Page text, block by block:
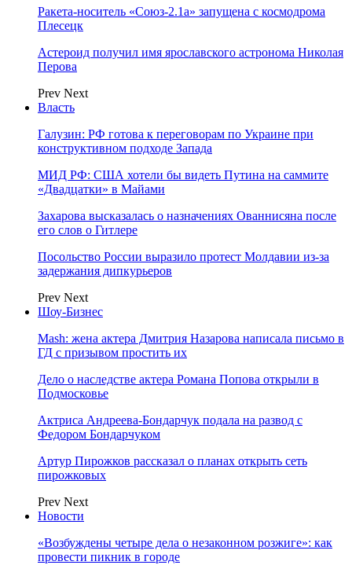
Ракета-носитель «Союз-2.1а» запущена с космодрома
Плесецк
Астероид получил имя ярославского астронома Николая
Перова
Prev Next
Власть
Галузин: РФ готова к переговорам по Украине при
конструктивном подходе Запада
МИД РФ: США хотели бы видеть Путина на саммите
«Двадцатки» в Майами
Захарова высказалась о назначениях Ованнисяна после
его слов о Гитлере
Посольство России выразило протест Молдавии из-за
задержания дипкурьеров
Prev Next
Шоу-Бизнес
Mash: жена актера Дмитрия Назарова написала письмо в
ГД с призывом простить их
Дело о наследстве актера Романа Попова открыли в
Подмосковье
Актриса Андреева-Бондарчук подала на развод с
Федором Бондарчуком
Артур Пирожков рассказал о планах открыть сеть
пирожковых
Prev Next
Новости
«Возбуждены четыре дела о незаконном розжиге»: как
провести пикник в городе